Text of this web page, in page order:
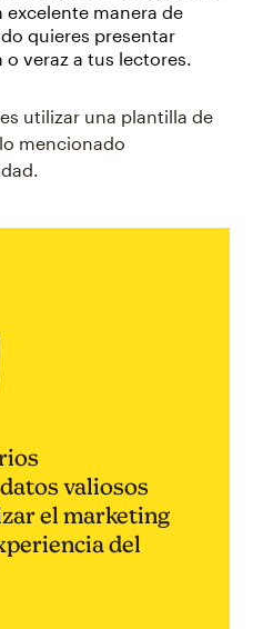
manera de
quieres presentar
veraz a tus lectores.
utilizar una plantilla de
mencionado
valiosos
el marketing
del